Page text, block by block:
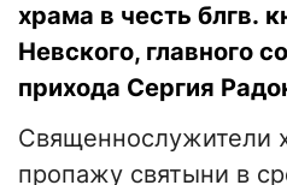
храма в честь блгв.
Невского, главного
прихода Сергия
Священнослужители
пропажу святыни в